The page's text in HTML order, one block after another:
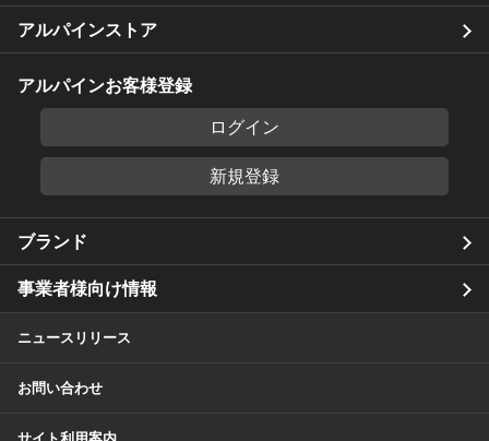
アルパインストア
アルパインお客様登録
ログイン
新規登録
ブランド
事業者様向け情報
ニュースリリース
お問い合わせ